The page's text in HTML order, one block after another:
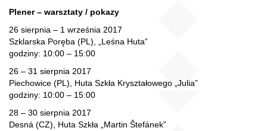
Plener – warsztaty / pokazy
26 sierpnia – 1 września 2017
Szklarska Poręba (PL), „Leśna Huta”
godziny: 10:00 – 15:00
26 – 31 sierpnia 2017
Piechowice (PL), Huta Szkła Kryształowego „Julia”
godziny: 10:00 – 15:00
28 – 30 sierpnia 2017
Desná (CZ), Huta Szkła „Martin Štefánek”